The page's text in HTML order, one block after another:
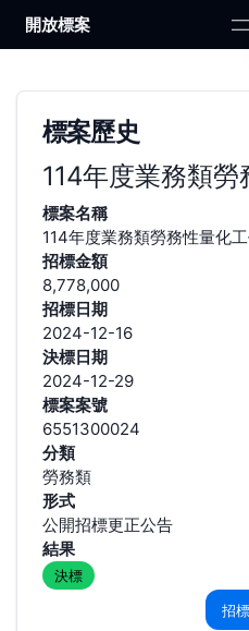
開放標案
標案歷史
114年度業務類
標案名稱
114年度業務類勞務性量化
招標金額
8,778,000
招標日期
2024-12-16
決標日期
2024-12-29
標案案號
6551300024
分類
勞務類
形式
公開招標更正公告
結果
決標
招